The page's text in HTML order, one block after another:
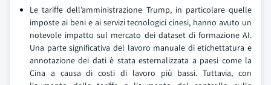
Le tariffe dell’amministrazione Trump, in particolare quelle
imposte ai beni e ai servizi tecnologici cinesi, hanno avuto un
notevole impatto sul mercato dei dataset di formazione AI.
Una parte significativa del lavoro manuale di etichettatura e
annotazione dei dati è stata esternalizzata a paesi come la
Cina a causa di costi di lavoro più bassi. Tuttavia, con